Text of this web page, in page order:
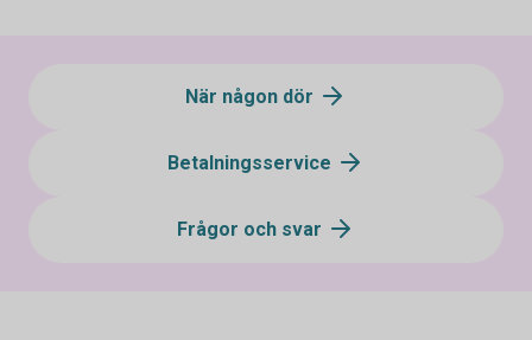
När någon dör
Betalningsservice
Frågor och svar